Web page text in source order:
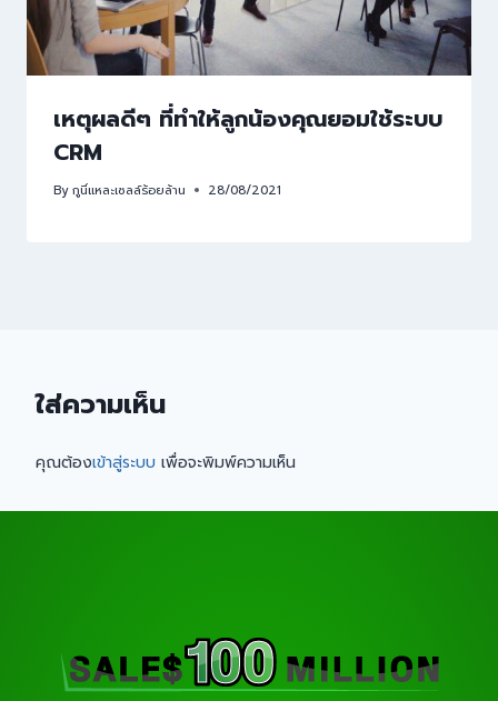
เหตุผลดีๆ ที่ทำให้ลูกน้องคุณยอมใช้ระบบ
CRM
Byกูนี่แหละเซลล์ร้อยล้าน 28/08/2021
ใส่ความเห็น
คุณต้องเข้าสู่ระบบ เพื่อจะพิมพ์ความเห็น